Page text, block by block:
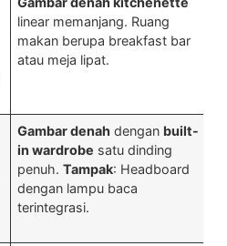
linear memanjang. Ruang
makan berupa breakfast bar
atau meja lipat.
Gambar denah dengan built-
in wardrobe satu dinding
penuh.Tampak: Headboard
dengan lampu baca
terintegrasi.